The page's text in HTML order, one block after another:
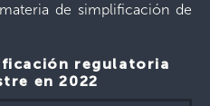
de simplificación de
regulatoria
en 2022